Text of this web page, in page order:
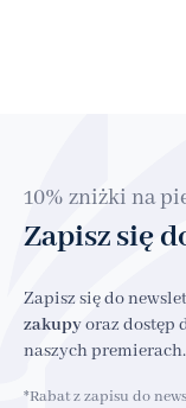
10% zniżki na
Zapisz się
Zapisz się do
zakupyoraz dostęp
naszych premierach.
*Rabat z zapisu do